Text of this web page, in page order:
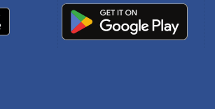
भव्य रूप से स्टेडियम में होगी,
के सितारे परफॉर्मेंस देंगे।